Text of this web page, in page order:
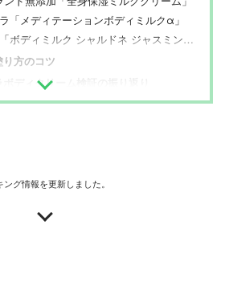
「メディテーションボディミルクα」
ディミルク シャルドネ ジャスミンの香り」
方のコツ
ボディクリーム検証の振り返り
ング情報を更新しました。